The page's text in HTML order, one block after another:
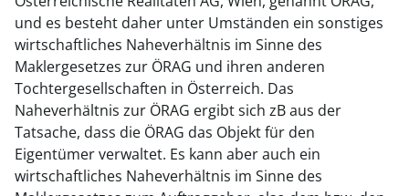
und es besteht daher unter Umständen ein sonstiges
wirtschaftliches Naheverhältnis im Sinne des
Maklergesetzes zur ÖRAG und ihren anderen
Tochtergesellschaften in Österreich. Das
Naheverhältnis zur ÖRAG ergibt sich zB aus der
Tatsache, dass die ÖRAG das Objekt für den
Eigentümer verwaltet. Es kann aber auch ein
wirtschaftliches Naheverhältnis im Sinne des